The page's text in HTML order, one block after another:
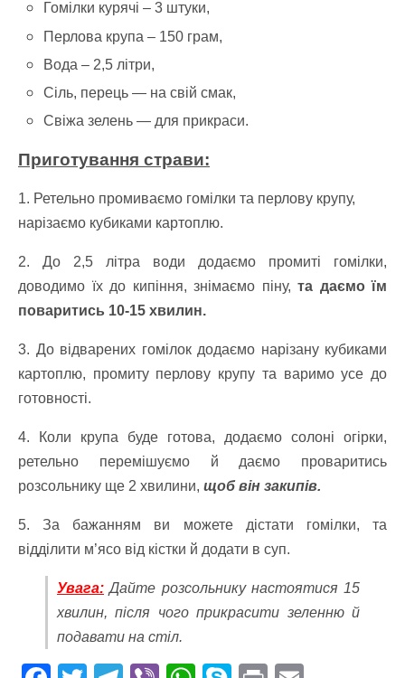
Гомілки курячі – 3 штуки,
Перлова крупа – 150 грам,
Вода – 2,5 літри,
Сіль, перець — на свій смак,
Свіжа зелень — для прикраси.
Приготування страви:
1. Ретельно промиваємо гомілки та перлову крупу,
нарізаємо кубиками картоплю.
2. До 2,5 літра води додаємо промиті гомілки,
доводимо їх до кипіння, знімаємо піну, та даємо їм
поваритись 10-15 хвилин.
3. До відварених гомілок додаємо нарізану кубиками
картоплю, промиту перлову крупу та варимо усе до
готовності.
4. Коли крупа буде готова, додаємо солоні огірки,
ретельно перемішуємо й даємо проваритись
розсольнику ще 2 хвилини, щоб він закипів.
5. За бажанням ви можете дістати гомілки, та
відділити м’ясо від кістки й додати в суп.
Увага: Дайте розсольнику настоятися 15
хвилин, після чого прикрасити зеленню й
подавати на стіл.